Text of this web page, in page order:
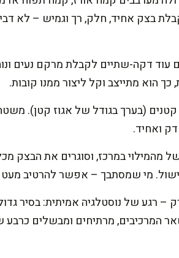
בצק אחיד, חלק, רך וגמיש – לא
עוד דקה-שתיים לקבלת מרקם נעים
(בערך בגודל של אגוז קטן).
ואחיד.
מהמילוי במרכז, וסוגרים את הבצק
מי שמסתבך – אפשר להרטיב מעט
רגע של נוסטלגיה אמיתית: בסיר
המרכיבים, מרתיחים ומבשלים